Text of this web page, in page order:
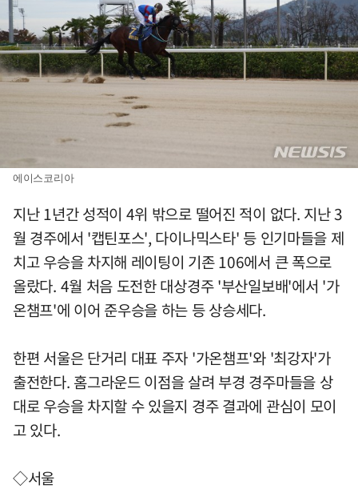
에이스코리아
지난 1년간 성적이 4위 밖으로 떨어진 적이 없다. 지난 3
월 경주에서 '캡틴포스', 다이나믹스타' 등 인기마들을 제
치고 우승을 차지해 레이팅이 기존 106에서 큰 폭으로
올랐다. 4월 처음 도전한 대상경주 '부산일보배'에서 '가
온챔프'에 이어 준우승을 하는 등 상승세다.
한편 서울은 단거리 대표 주자 '가온챔프'와 '최강자'가
출전한다. 홈그라운드 이점을 살려 부경 경주마들을 상
대로 우승을 차지할 수 있을지 경주 결과에 관심이 모이
고 있다.
◇서울